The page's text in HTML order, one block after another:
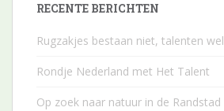
RECENTE BERICHTEN
Rugzakjes bestaan niet, talenten wel
Rondje Nederland met Het Talent
Op zoek naar natuur in de Randstad